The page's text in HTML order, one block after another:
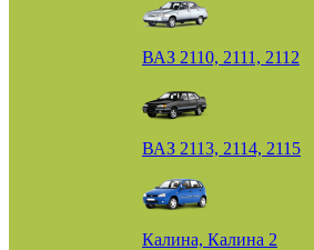
ВАЗ 2110, 2111, 2112
ВАЗ 2113, 2114, 2115
Калина, Калина 2